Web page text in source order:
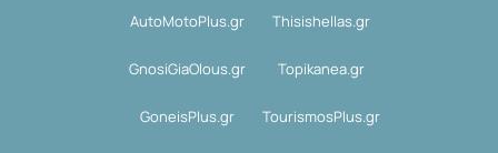
AutoMotoPlus.gr Thisishellas.gr
GnosiGiaOlous.gr Topikanea.gr
GoneisPlus.gr TourismosPlus.gr